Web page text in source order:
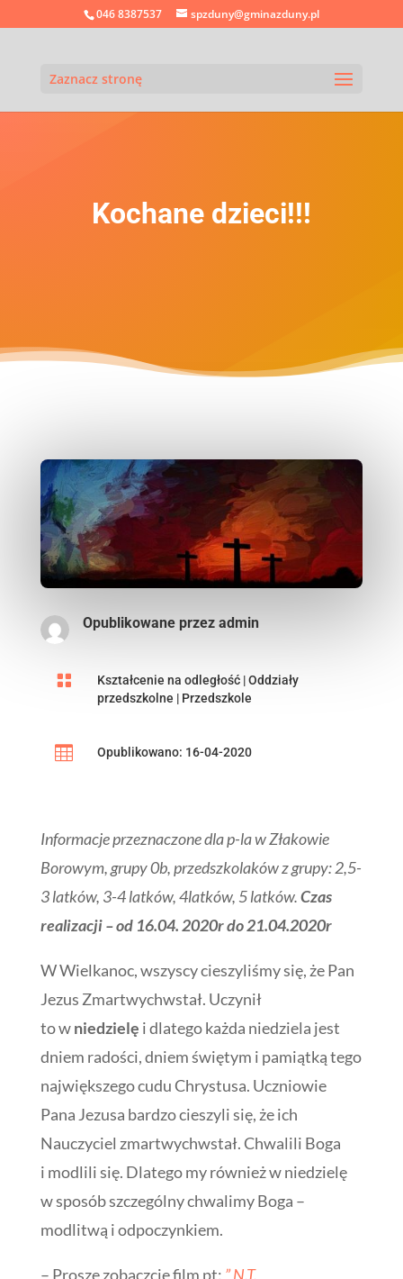
046 8387537 spzduny@gminazduny.pl
Zaznacz stronę
Kochane dzieci!!!
Opublikowane przez admin
 Kształcenie na odległość|Oddziały
przedszkolne | Przedszkole
 Opublikowano: 16-04-2020
Informacje przeznaczone dla p-la w Złakowie
Borowym, grupy 0b, przedszkolaków z grupy: 2,5-
3 latków, 3-4 latków, 4latków, 5 latków.Czas
realizacji – od 16.04. 2020r do 21.04.2020r
W Wielkanoc, wszyscy cieszyliśmy się, że Pan
Jezus Zmartwychwstał. Uczynił
to wniedzielę i dlatego każda niedziela jest
dniem radości, dniem świętym i pamiątką tego
największego cudu Chrystusa. Uczniowie
Pana Jezusa bardzo cieszyli się, że ich
Nauczyciel zmartwychwstał. Chwalili Boga
i modlili się. Dlatego my również w niedzielę
w sposób szczególny chwalimy Boga –
modlitwą i odpoczynkiem.
– Proszę zobaczcie film pt: ” N.T.